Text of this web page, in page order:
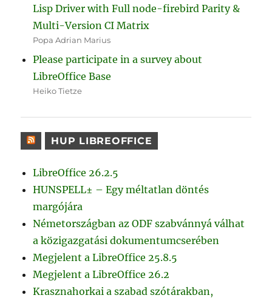
Lisp Driver with Full node-firebird Parity &
Multi-Version CI Matrix
Popa Adrian Marius
Please participate in a survey about
LibreOffice Base
Heiko Tietze
HUP LIBREOFFICE
LibreOffice 26.2.5
HUNSPELL± – Egy méltatlan döntés
margójára
Németországban az ODF szabvánnyá válhat
a közigazgatási dokumentumcserében
Megjelent a LibreOffice 25.8.5
Megjelent a LibreOffice 26.2
Krasznahorkai a szabad szótárakban,